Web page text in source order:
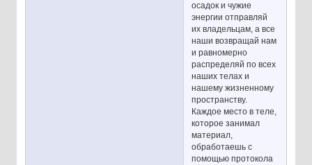
осадок и чужие
энергии отправляй
их владельцам, а все
наши возвращай нам
и равномерно
распределяй по всех
наших телах и
нашему жизненному
пространству.
Каждое место в теле,
которое занимал
материал,
обработаешь с
помощью протокола